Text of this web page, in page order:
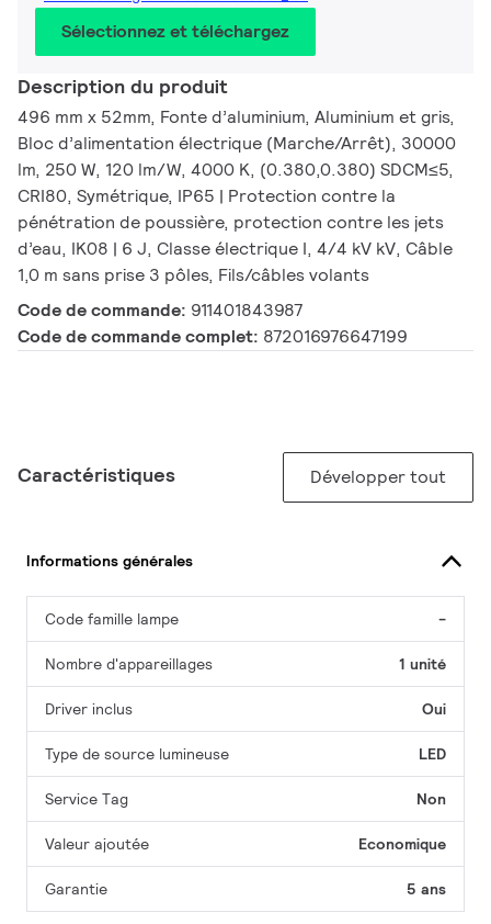
Sélectionnez et téléchargez
Description du produit
496 mm x 52mm, Fonte d’aluminium, Aluminium et gris,
Bloc d’alimentation électrique (Marche/Arrêt), 30000
lm, 250 W, 120 lm/W, 4000 K, (0.380,0.380) SDCM≤5,
CRI80, Symétrique, IP65 | Protection contre la
pénétration de poussière, protection contre les jets
d’eau, IK08 | 6 J, Classe électrique I, 4/4 kV kV, Câble
1,0 m sans prise 3 pôles, Fils/câbles volants
Code de commande: 911401843987
Code de commande complet: 872016976647199
Caractéristiques Développer tout
Informations générales
Code famille lampe -
Nombre d'appareillages 1 unité
Driver inclus Oui
Type de source lumineuse LED
Service Tag Non
Valeur ajoutée Economique
Garantie 5 ans